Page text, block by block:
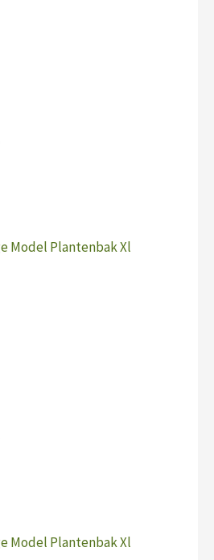
Model Plantenbak Xl
Model Plantenbak Xl